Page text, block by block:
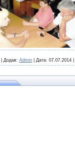
Додав: Admin Дата: 07.07.2014